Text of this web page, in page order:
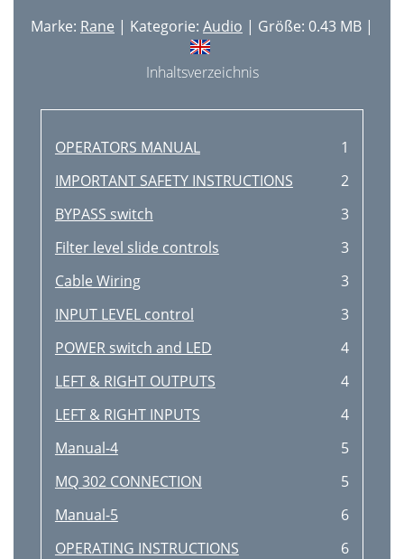
Marke: Rane | Kategorie: Audio | Größe: 0.43 MB |
Inhaltsverzeichnis
OPERATORS MANUAL
1
IMPORTANT SAFETY INSTRUCTIONS
2
BYPASS switch
3
Filter level slide controls
3
Cable Wiring
3
INPUT LEVEL control
3
POWER switch and LED
4
LEFT & RIGHT OUTPUTS
4
LEFT & RIGHT INPUTS
4
Manual-4
5
MQ 302 CONNECTION
5
Manual-5
6
OPERATING INSTRUCTIONS
6